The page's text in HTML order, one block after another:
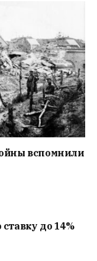
вспомнили
до 14%